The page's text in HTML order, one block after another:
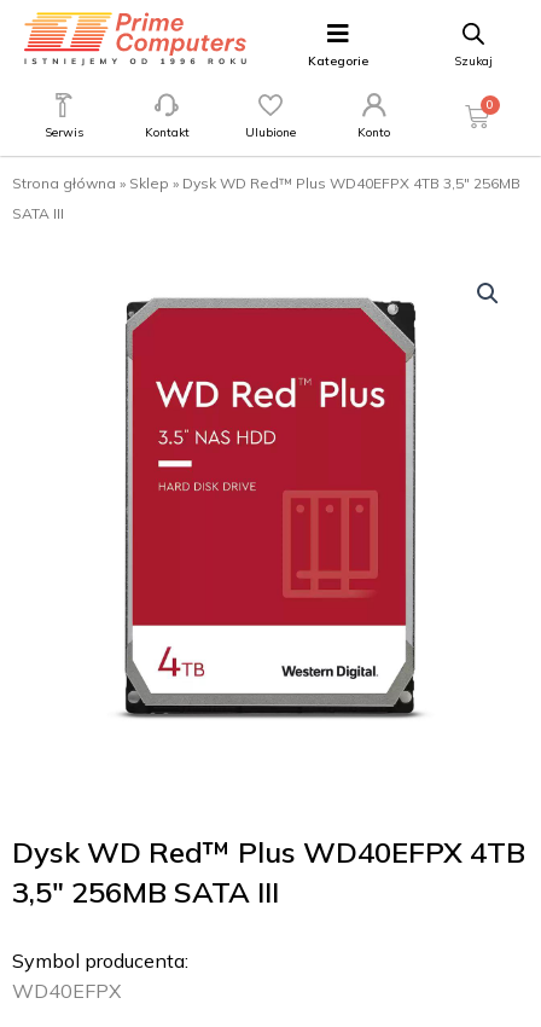
Kategorie Szukaj
Serwis Kontakt Ulubione Konto
0
Strona główna » Sklep » Dysk WD Red™ Plus WD40EFPX 4TB 3,5″ 256MB
SATA III
Dysk WD Red™ Plus WD40EFPX 4TB
3,5″ 256MB SATA III
Symbol producenta:
WD40EFPX